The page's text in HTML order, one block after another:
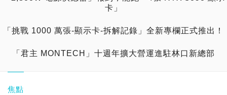
卡」
「挑戰 1000 萬張-顯示卡-拆解記錄」全新專欄正式推出！
「君主 MONTECH」十週年擴大營運進駐林口新總部
焦點